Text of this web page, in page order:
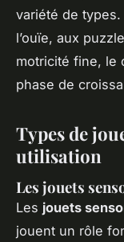
variété de
l’ouïe, aux
motricité fine, le
phase de
Types de
utilisation
Les jouets
Les jouets
jouent un rôle